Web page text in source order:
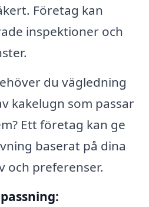
Företag kan
inspektioner och
du vägledning
kakelugn som passar
Ett företag kan ge
baserat på dina
och preferenser.